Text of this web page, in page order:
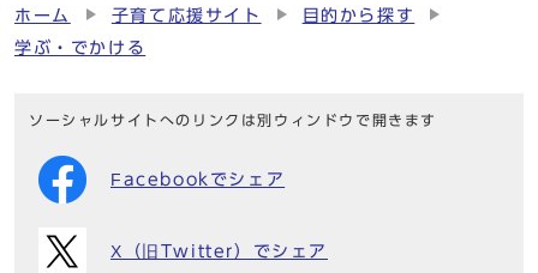
ホーム 子育て応援サイト
目的から探す
学ぶ・でかける
ソーシャルサイトへのリンクは別ウィンドウで開きます
Facebookでシェア
X（旧Twitter）でシェア